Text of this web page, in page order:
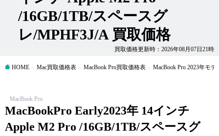
買取価格更新時：2026年08月07日21時
/16GB/1TB/スペースグ
レ/MPHF3J/A 買取価格
HOME Mac買取価格表 MacBook Pro買取価格表 MacBook Pro 2023年モ
MacBook Pro
MacBookPro Early2023年 14インチ
Apple M2 Pro /16GB/1TB/スペースグ